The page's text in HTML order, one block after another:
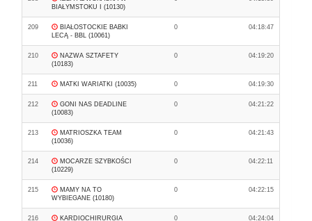
BIAŁYMSTOKU I (10130)
209
BIAŁOSTOCKIE BABKI
LECĄ - BBL (10061)
0 04:18:47
210
NAZWA SZTAFETY
(10183)
0 04:19:20
211 MATKI WARIATKI (10035) 0 04:19:30
212
GONI NAS DEADLINE
(10083)
0 04:21:22
213
MATRIOSZKA TEAM
(10036)
0 04:21:43
214
MOCARZE SZYBKOŚCI
(10229)
0 04:22:11
215
MAMY NA TO
WYBIEGANE (10180)
0 04:22:15
216 KARDIOCHIRURGIA 0 04:24:04